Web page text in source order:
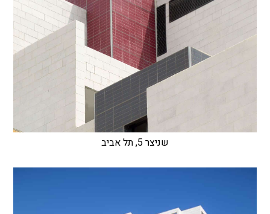
שניצר 5, תל אביב